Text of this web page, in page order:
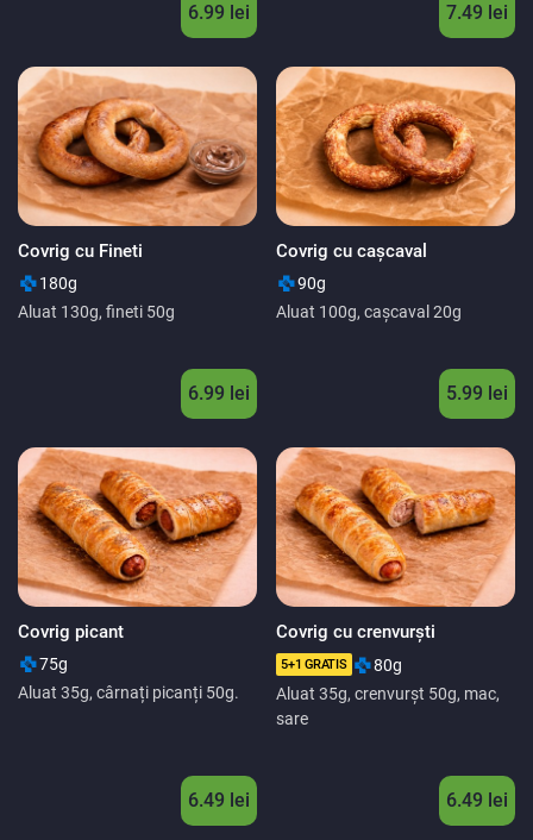
6.99 lei 7.49 lei
Covrig cu Fineti
180g
Aluat 130g, fineti 50g
6.99 lei
Covrig cu cașcaval
90g
Aluat 100g, cașcaval 20g
5.99 lei
Covrig picant
75g
Aluat 35g, cârnați picanți 50g.
6.49 lei
Covrig cu crenvurști
5+1 GRATIS
80g
Aluat 35g, crenvurșt 50g, mac,
sare
6.49 lei